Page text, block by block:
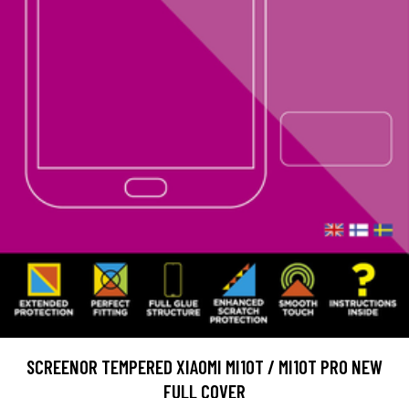
SCREENOR TEMPERED XIAOMI MI10T / MI10T PRO NEW
FULL COVER